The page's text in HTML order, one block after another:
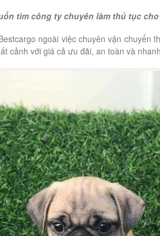
tìm công ty chuyên làm thủ tục
ngoài việc chuyên vận chuyển
cảnh với giá cả ưu đãi, an toàn và